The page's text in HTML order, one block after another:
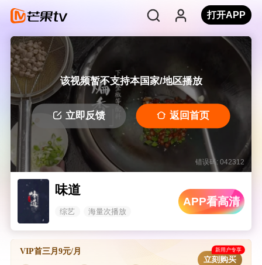
打开APP
该视频暂不支持本国家/地区播放
立即反馈 返回首页
错误码: 042312
味道
综艺 海量次播放
APP看高清
VIP首三月9元/月 新用户专享
立刻购买